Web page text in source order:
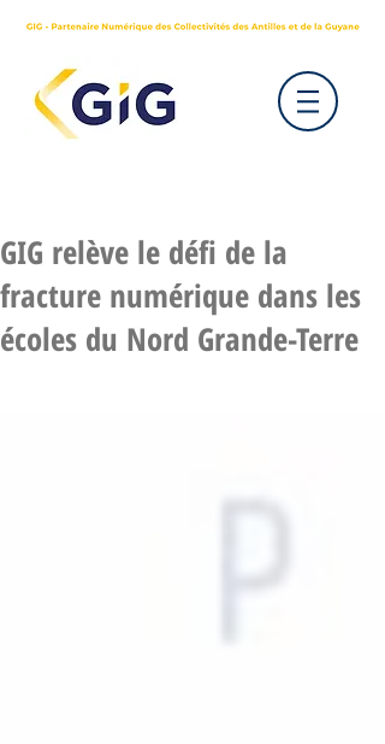
GIG relève le défi de la
fracture numérique dans les
écoles du Nord Grande-Terre